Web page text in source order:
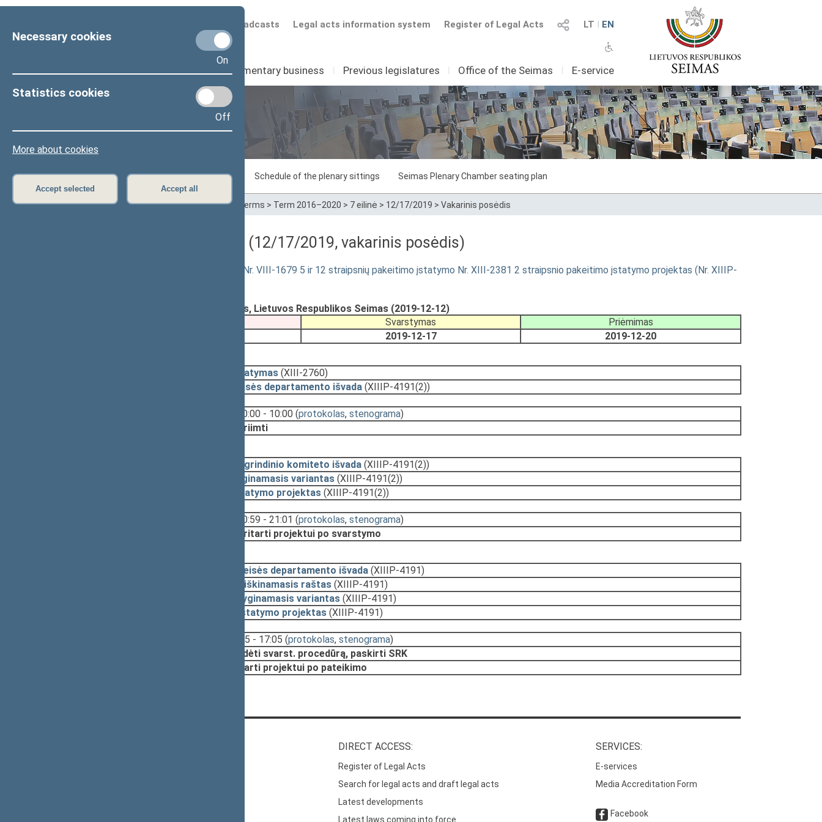
Necessary cookies
On
Statistics cookies
Off
More about cookies
Accept selected Accept all
LT I EN
Register of Legal Acts
Legal acts information system
Scheduled broadcasts
Seimas I Parliamentary business I Previous legislatures I Office of the Seimas I E-service
Sitting in progress Plenary sittings Schedule of the plenary sittings Seimas Plenary Chamber seating plan
Home>Plenary sittings>Parliamentary terms > Term 2016–2020 > 7 eilinė > 12/17/2019 > Vakarinis posėdis
Darbotvarkės klausimas (12/17/2019, vakarinis posėdis)
Biomedicininių tyrimų etikos įstatymo Nr. VIII-1679 5 ir 12 straipsnių pakeitimo įstatymo Nr. XIII-2381 2 straipsnio pakeitimo įstatymo projektas (Nr. XIIIP-
Sveikatos reikalų komitetas, Lietuvos Respublikos Seimas (2019-12-12)
Svarstymas
Priėmimas
2019-12-17 2019-12-20
Įstatymas (XIII-2760)
Teisės departamento išvada (XIIIP-4191(2))
10:00 - 10:00 (protokolas, stenograma)
Priimti
Pagrindinio komiteto išvada (XIIIP-4191(2))
Lyginamasis variantas (XIIIP-4191(2))
Įstatymo projektas (XIIIP-4191(2))
20:59 - 21:01 (protokolas, stenograma)
Pritarti projektui po svarstymo
Teisės departamento išvada (XIIIP-4191)
Aiškinamasis raštas (XIIIP-4191)
Lyginamasis variantas (XIIIP-4191)
Įstatymo projektas (XIIIP-4191)
16:55 - 17:05 (protokolas, stenograma)
Pradėti svarst. procedūrą, paskirti SRK
Pritarti projektui po pateikimo
DIRECT ACCESS:
Register of Legal Acts
Search for legal acts and draft legal acts
Latest developments
Latest laws coming into force
SERVICES:
E-services
Media Accreditation Form
Facebook